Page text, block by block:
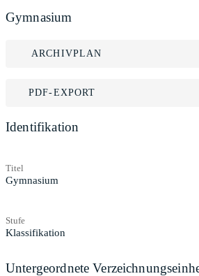
Gymnasium
ARCHIVPLAN
PDF-EXPORT
Identifikation
Titel
Gymnasium
Stufe
Klassifikation
Untergeordnete